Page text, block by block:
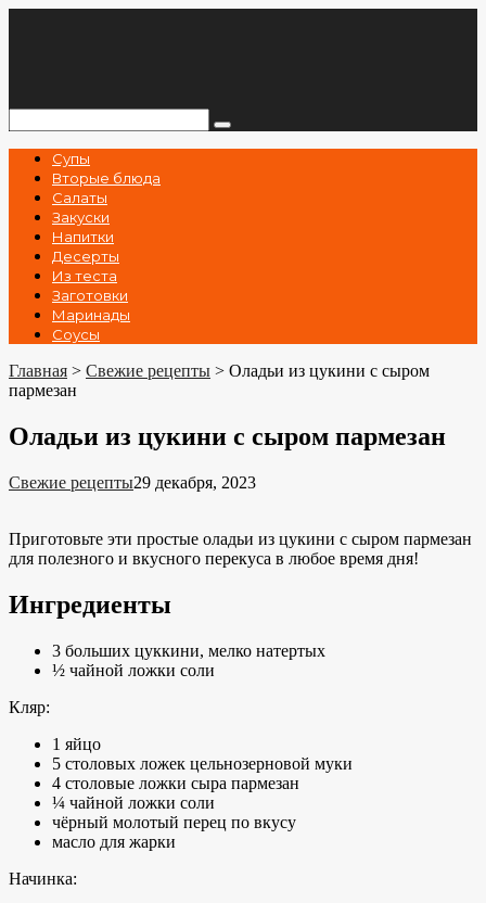
Супы
Вторые блюда
Салаты
Закуски
Напитки
Десерты
Из теста
Заготовки
Маринады
Соусы
Главная > Свежие рецепты > Оладьи из цукини с сыром
пармезан
Оладьи из цукини с сыром пармезан
Свежие рецепты29 декабря, 2023
Приготовьте эти простые оладьи из цукини с сыром пармезан
для полезного и вкусного перекуса в любое время дня!
Ингредиенты
3 больших цуккини, мелко натертых
½ чайной ложки соли
Кляр:
1 яйцо
5 столовых ложек цельнозерновой муки
4 столовые ложки сыра пармезан
¼ чайной ложки соли
чёрный молотый перец по вкусу
масло для жарки
Начинка: